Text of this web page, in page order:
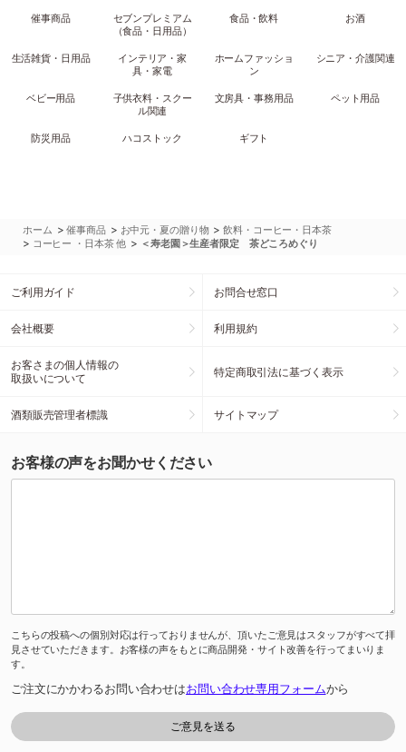
催事商品
セブンプレミアム
（食品・日用品）
食品・飲料 お酒
生活雑貨・日用品
インテリア・家
具・家電
ホームファッショ
ン
シニア・介護関連
ベビー用品
子供衣料・スクー
ル関連
文房具・事務用品 ペット用品
防災用品 ハコストック ギフト
ホーム >催事商品 > お中元・夏の贈り物 >飲料・コーヒー・日本茶
> コーヒー ・日本茶 他 > ＜寿老園＞生産者限定 茶どころめぐり
ご利用ガイド お問合せ窓口
会社概要 利用規約
お客さまの個人情報の
取扱いについて
特定商取引法に基づく表示
酒類販売管理者標識 サイトマップ
お客様の声をお聞かせください
こちらの投稿への個別対応は行っておりませんが、頂いたご意見はスタッフがすべて拝
見させていただきます。お客様の声をもとに商品開発・サイト改善を行ってまいりま
す。
ご注文にかかわるお問い合わせはお問い合わせ専用フォームから